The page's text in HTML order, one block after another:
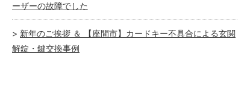
ーザーの故障でした
新年のご挨拶 ＆ 【座間市】カードキー不具合による玄関
解錠・鍵交換事例